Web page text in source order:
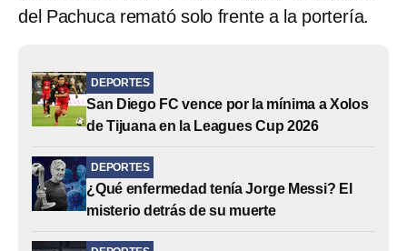
del Pachuca remató solo frente a la portería.
DEPORTES
San Diego FC vence por la mínima a Xolos
de Tijuana en la Leagues Cup 2026
DEPORTES
¿Qué enfermedad tenía Jorge Messi? El
misterio detrás de su muerte